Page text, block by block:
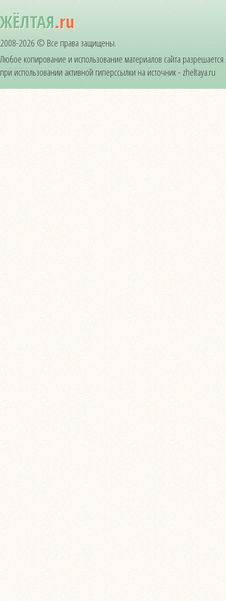
ЖЁЛТАЯ.ru
2008-2026 © Все права защищены.
Любое копирование и использование материалов сайта
при использовании активной гиперссылки на источник - zheltaya.ru